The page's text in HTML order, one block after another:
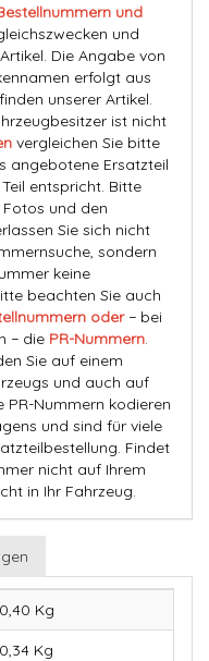
und
und
Die Angabe von
erfolgt aus
unserer Artikel.
ist nicht
vergleichen Sie bitte
angebotene Ersatzteil
entspricht. Bitte
Fotos und den
Sie sich nicht
sondern
keine
beachten Sie auch
oder− bei
− die PR-Nummern
Sie auf einem
und auch auf
PR-Nummern kodieren
und sind für viele
Findet
nicht auf Ihrem
in Ihr Fahrzeug.
0,40 Kg
0,34 Kg